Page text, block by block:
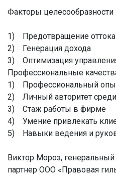
Факторы целесообразности
1) Предотвращение
2) Генерация дохода
3) Оптимизация
Профессиональные
1) Профессиональный
2) Личный авторитет
3) Стаж работы в фирме
4) Умение привлекать
5) Навыки ведения и
Виктор Мороз,
партнер ООО «Правовая